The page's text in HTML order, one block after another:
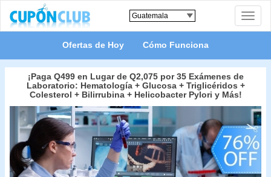
Toggle
Ofertas de Hoy Cómo Funciona
¡Paga Q499 en Lugar de Q2,075 por 35 Exámenes de
Laboratorio: Hematología + Glucosa + Triglicéridos +
Colesterol + Bilirrubina + Helicobacter Pylori y Más!